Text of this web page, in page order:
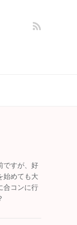
ですが、好
始めても大
合コンに行